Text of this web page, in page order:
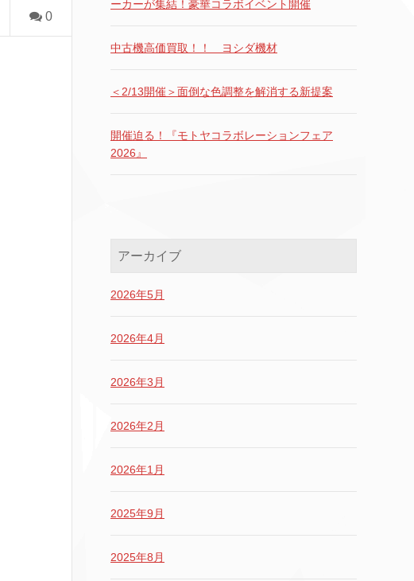
0
ーカーが集結！豪華コラボイベント開催
中古機高価買取！！ ヨシダ機材
＜2/13開催＞面倒な色調整を解消する新提案
開催迫る！『モトヤコラボレーションフェア
2026』
アーカイブ
2026年5月
2026年4月
2026年3月
2026年2月
2026年1月
2025年9月
2025年8月